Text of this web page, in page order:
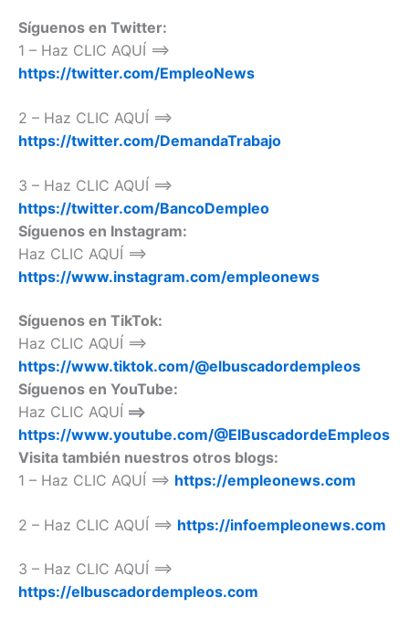
Síguenos en Twitter:
1 – Haz CLIC AQUÍ ==>
https://twitter.com/EmpleoNews
2 – Haz CLIC AQUÍ ==>
https://twitter.com/DemandaTrabajo
3 – Haz CLIC AQUÍ ==>
https://twitter.com/BancoDempleo
Síguenos en Instagram:
Haz CLIC AQUÍ ==>
https://www.instagram.com/empleonews
Síguenos en TikTok:
Haz CLIC AQUÍ ==>
https://www.tiktok.com/@elbuscadordempleos
Síguenos en YouTube:
Haz CLIC AQUÍ ==>
https://www.youtube.com/@ElBuscadordeEmpleos
Visita también nuestros otros blogs:
1 – Haz CLIC AQUÍ ==> https://empleonews.com
2 – Haz CLIC AQUÍ ==> https://infoempleonews.com
3 – Haz CLIC AQUÍ ==>
https://elbuscadordempleos.com